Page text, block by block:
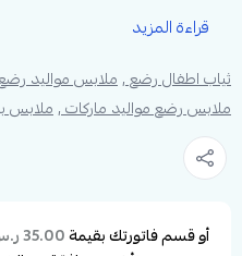
هذا الطقم ذو الخمسة قطع
ويتميز الطقم بتفاصيل دقيقة
لجميع المناسبات اليومية!
السعودية:
قراءة المزيد
ثياب اطفال رضع ,ملابس مواليد
ملابس رضع مواليد ماركات ,ملابس
أو قسم فاتورتك بقيمة35.00 ر.س